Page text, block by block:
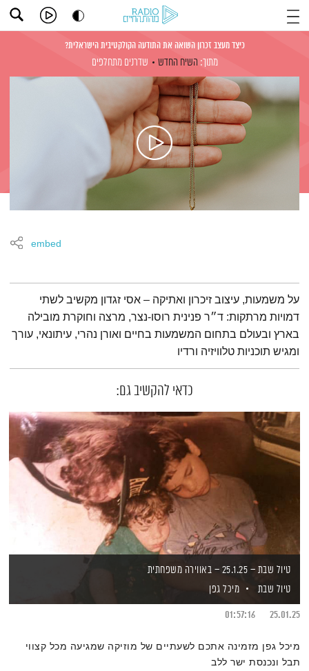
כיצד מעצב זכרון השואה את התודעה הקולקטיבית הישראלית?
מתוך: השיח החדש שדרנים מתחלפים
embed
תמצית הפודקאסט
על משמעות, עיצוב זיכרון ואתיקה – אסי זגדון מקשיב לשתי
דמויות מרתקות: ד״ר פנינית רוסו-נצר, מרצה וחוקרת מובילה
בארץ ובעולם בתחום המשמעות בחיים ואורן נהרי, עיתונאי, עורך
ומגיש תוכניות טלוויזיה ורדיו
כדאי להקשיב גם:
טיול שבת – 25.1.25 – באווירה משפחתית
טיול שבת
מיכל גפן
25.01.25
01:57:16
מיכל גפן מזמינה אתכם לשעתיים של מוזיקה שמגיעה מכל קצווי
תבל ונכנסת ישר ללב